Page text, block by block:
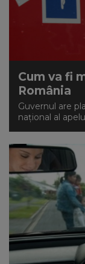
Cum va fi
România
Guvernul are
național al